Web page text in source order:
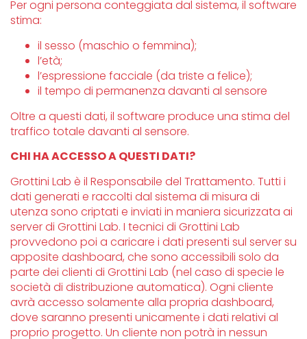
Per ogni persona conteggiata dal sistema, il software
stima:
il sesso (maschio o femmina);
l’età;
l’espressione facciale (da triste a felice);
il tempo di permanenza davanti al sensore
Oltre a questi dati, il software produce una stima del
traffico totale davanti al sensore.
CHI HA ACCESSO A QUESTI DATI?
Grottini Lab è il Responsabile del Trattamento. Tutti i
dati generati e raccolti dal sistema di misura di
utenza sono criptati e inviati in maniera sicurizzata ai
server di Grottini Lab. I tecnici di Grottini Lab
provvedono poi a caricare i dati presenti sul server su
apposite dashboard, che sono accessibili solo da
parte dei clienti di Grottini Lab (nel caso di specie le
società di distribuzione automatica). Ogni cliente
avrà accesso solamente alla propria dashboard,
dove saranno presenti unicamente i dati relativi al
proprio progetto. Un cliente non potrà in nessun